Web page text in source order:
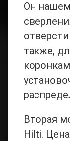
Он
также,
Вторая
Hilti.